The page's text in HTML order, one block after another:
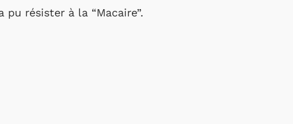
résister à la “Macaire”.